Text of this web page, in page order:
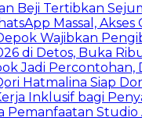
Beji Tertibkan
Massal,
Wajibkan
di Detos, Buka
Jadi
Hatmalina Siap
Inklusif bagi
Pemanfaatan